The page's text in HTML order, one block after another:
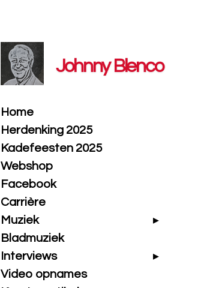
Johnny Blenco
Home
Herdenking 2025
Kadefeesten 2025
Webshop
Facebook
Carrière
Muziek
Bladmuziek
Interviews
Video opnames